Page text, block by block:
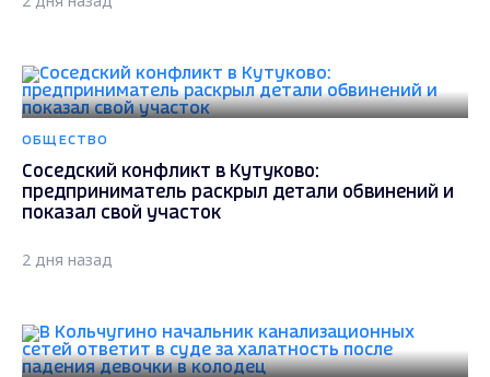
ОБЩЕСТВО
Соседский конфликт в Кутуково:
предприниматель раскрыл детали обвинений и
показал свой участок
2 дня назад